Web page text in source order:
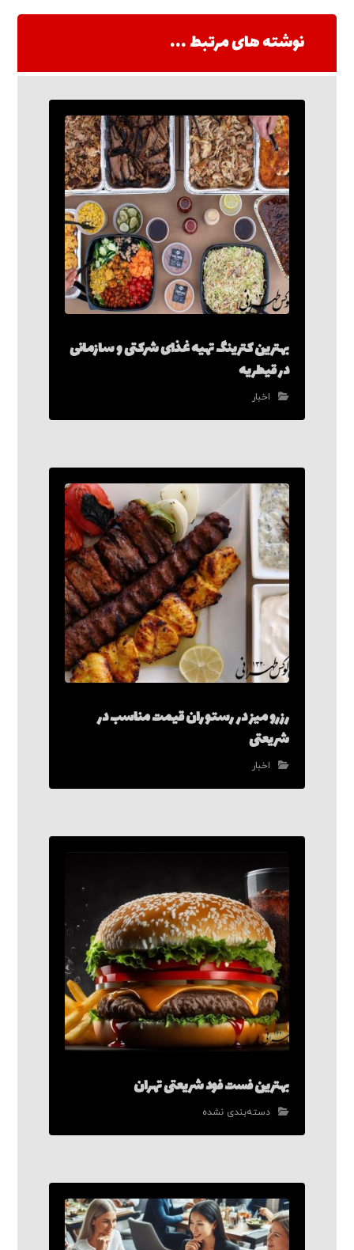
نوشته های مرتبط ...
بهترین کترینگ تهیه غذای شرکتی و سازمانی
در قیطریه
اخبار
رزرو میز در رستوران قیمت مناسب در
شریعتی
اخبار
بهترین فست فود شریعتی تهران
دسته‌بندی نشده